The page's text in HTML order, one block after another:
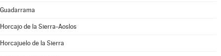
Guadarrama
Horcajo de la Sierra-Aoslos
Horcajuelo de la Sierra